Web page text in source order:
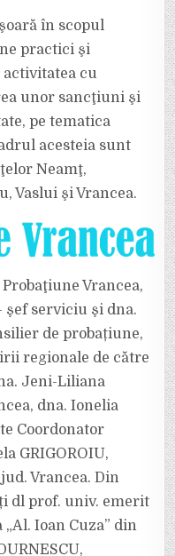
CONDAMNATE
PROBAŢIUNE”
în scopul
practici şi
cu
unor sancţiuni şi
pe tematica
acesteia sunt
Neamţ,
Vaslui şi Vrancea.
Vrancea,
şef serviciu şi dna.
de probațiune,
regionale de către
Jeni-Liliana
dna. Ionelia
Coordonator
GRIGOROIU,
Vrancea. Din
dl prof. univ. emerit
Ioan Cuza” din